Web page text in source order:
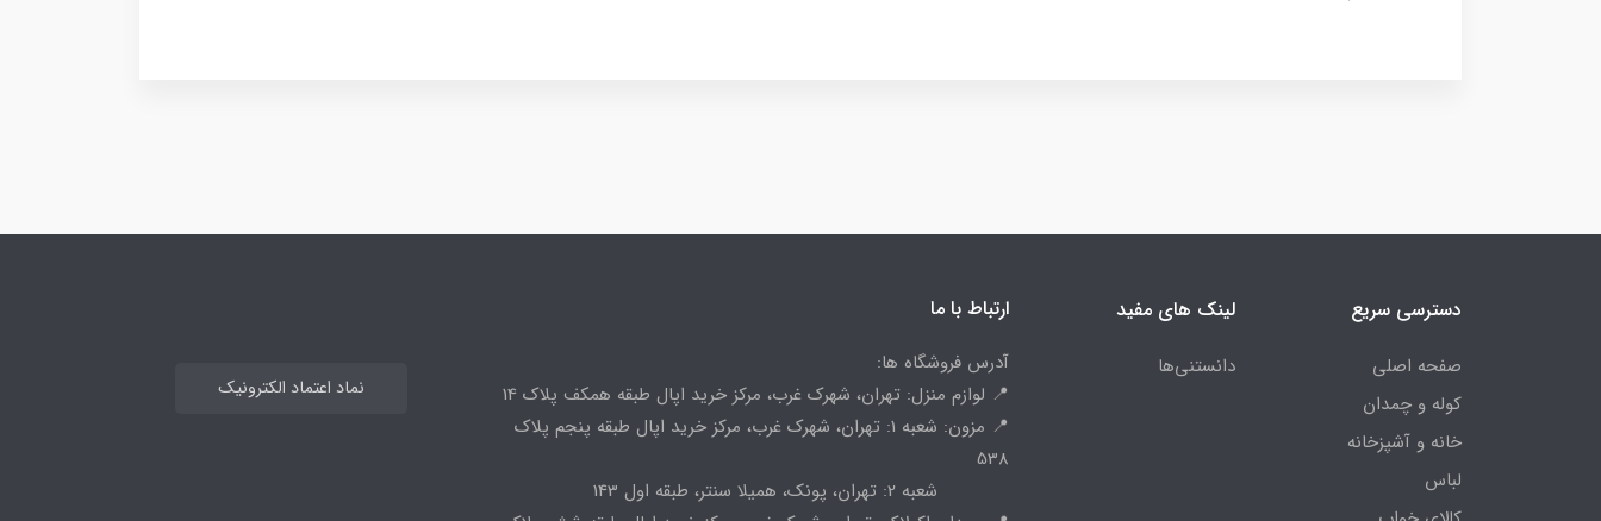
دسترسی سریع
صفحه اصلی
کوله و چمدان
خانه و آشپزخانه
لباس
لینک های مفید
دانستنی‌ها
ارتباط با ما
آدرس فروشگاه ها:
📍 لوازم منزل: تهران، شهرک غرب، مرکز خرید اپال طبقه همکف پلاک 14
📍 مزون: شعبه 1: تهران، شهرک غرب، مرکز خرید اپال طبقه پنجم پلاک
538
شعبه 2: تهران، پونک، همیلا سنتر، طبقه اول 143
نماد اعتماد الکترونیک